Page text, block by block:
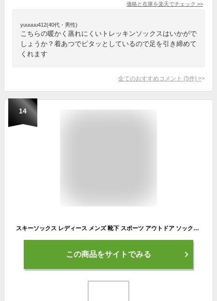
価格と在庫を楽天でチェック >>
yuuuuu412(40代・男性)
こちらの暖かく蒸れにくいトレッキンソックスはいかがで
しょうか？着あつでピタッとしているので足を引き締めて
くれます
全てのおすすめコメント (5件) >
14
スキーソックス レディース メンズ 靴下 スポーツ アウトドア ソックス スキー スノーボード ソックス ハイキング キャンプ 登山 ウォーキング トレッキング 保温 着圧 吸汗 通気 厚手 暖かい 冬用 22.5cm-24.5cm 24.5cm-26.5cm
この商品をサイトでみる